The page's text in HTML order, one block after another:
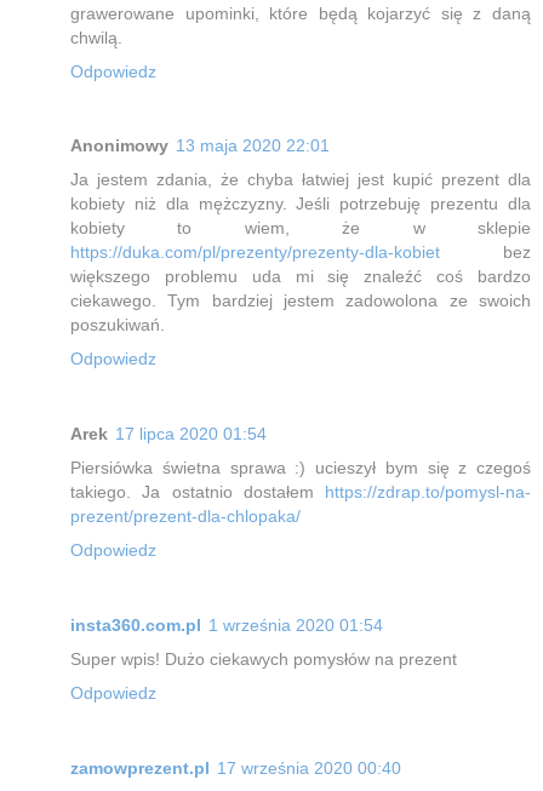
grawerowane upominki, które będą kojarzyć się z daną
chwilą.
Odpowiedz
Anonimowy 13 maja 2020 22:01
Ja jestem zdania, że chyba łatwiej jest kupić prezent dla
kobiety niż dla mężczyzny. Jeśli potrzebuję prezentu dla
kobiety to wiem, że w sklepie
https://duka.com/pl/prezenty/prezenty-dla-kobiet bez
większego problemu uda mi się znaleźć coś bardzo
ciekawego. Tym bardziej jestem zadowolona ze swoich
poszukiwań.
Odpowiedz
Arek 17 lipca 2020 01:54
Piersiówka świetna sprawa :) ucieszył bym się z czegoś
takiego. Ja ostatnio dostałem https://zdrap.to/pomysl-na-
prezent/prezent-dla-chlopaka/
Odpowiedz
insta360.com.pl 1 września 2020 01:54
Super wpis! Dużo ciekawych pomysłów na prezent
Odpowiedz
zamowprezent.pl 17 września 2020 00:40